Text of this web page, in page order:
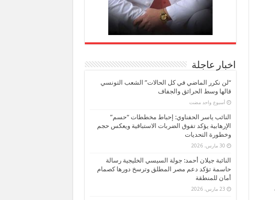
اخبار عاجلة
“لن نكرر الماضي في كل الحالات” الشعب التونسي
قالها وسط الحرائق والجفاف
‏أسبوع واحد مضت
النائب ياسر الحفناوي: إحباط مخططات “حسم”
الإرهابية يؤكد تفوق الضربات الاستباقية ويعكس حجم
وخطورة التحديات
30 مارس، 2026
النائبة جيلان أحمد: جولة السيسي الخليجية رسالة
حاسمة تؤكد دعم مصر المطلق وترسخ دورها كصمام
أمان للمنطقة
23 مارس، 2026